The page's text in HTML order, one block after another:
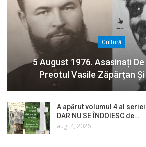
Cultură
5 August 1976. Asasinați
Preotul Vasile Zăpârțan
A apărut volumul 4 al seriei
DAR NU SE ÎNDOIESC de…
aug. 4, 2026